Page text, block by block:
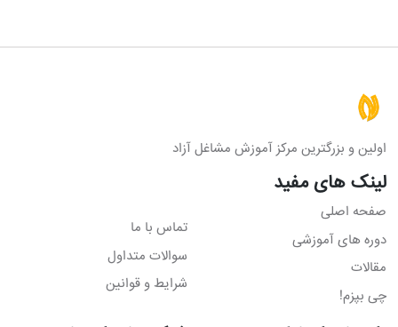
اولین و بزرگترین مرکز آموزش مشاغل آزاد
لینک های مفید
صفحه اصلی
دوره های آموزشی
مقالات
چی بپزم!
تماس با ما
سوالات متداول
شرایط و قوانین